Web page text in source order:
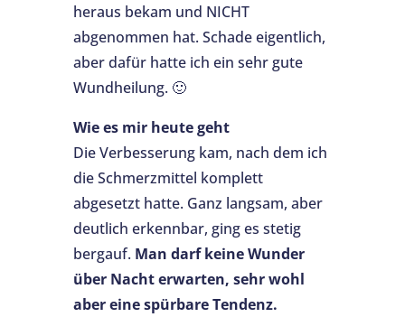
heraus bekam und NICHT
abgenommen hat. Schade eigentlich,
aber dafür hatte ich ein sehr gute
Wundheilung. 🙂
Wie es mir heute geht
Die Verbesserung kam, nach dem ich
die Schmerzmittel komplett
abgesetzt hatte. Ganz langsam, aber
deutlich erkennbar, ging es stetig
bergauf. Man darf keine Wunder
über Nacht erwarten, sehr wohl
aber eine spürbare Tendenz.